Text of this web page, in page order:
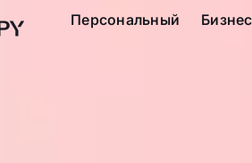
Персональный Бизнес